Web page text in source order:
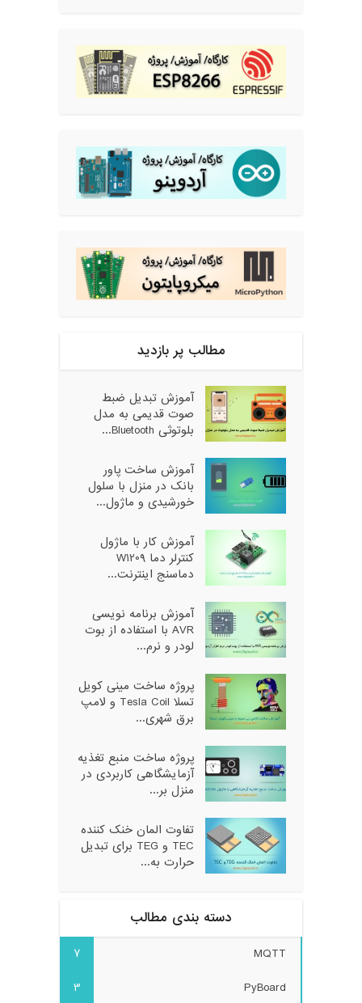
مطالب پر بازدید
آموزش تبدیل ضبط
صوت قدیمی به مدل
بلوتوثی Bluetooth...
آموزش ساخت پاور
بانک در منزل با سلول
خورشیدی و ماژول...
آموزش کار با ماژول
کنترلر دما W1209
دماسنج اینترنت...
آموزش برنامه نویسی
AVR با استفاده از بوت
لودر و نرم...
پروژه ساخت مینی کویل
تسلا Tesla Coil و لامپ
برق شهری...
پروژه ساخت منبع تغذیه
آزمایشگاهی کاربردی در
منزل بر...
تفاوت المان خنک کننده
TEC و TEG برای تبدیل
حرارت به...
دسته بندی مطالب
MQTT
7
PyBoard
3